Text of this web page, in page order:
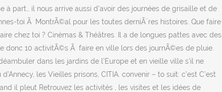
part… il nous arrive aussi d’avoir des journées de grisaille et de
toi Ã MontrÃ©al pour les toutes derniÃ¨res histoires. Que faire
chez toi ? Cinémas & Théâtres. Il a de longues pattes avec des
donc 10 activitÃ©s Ã faire en ville lors des journÃ©es de pluie.
dans les jardins de l’Europe et en vieille ville s’il ne
les Vieilles prisons, CITIA. convenir – to suit: c’est C’est
il pleut Retrouvez les activités , les visites et les idées de